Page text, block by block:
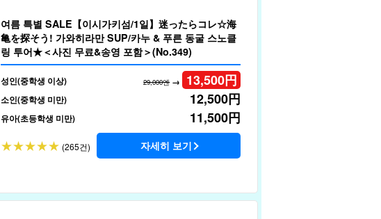
여름 특별 SALE【이시가키섬/1일】迷ったらコレ☆海
亀を探そう! 가와히라만 SUP/카누 & 푸른 동굴 스노클
링 투어★＜사진 무료&송영 포함＞(No.349)
성인(중학생 이상) 29,000엔→ 13,500円
소인(중학생 미만) 12,500円
유아(초등학생 미만) 11,500円
(265건) 자세히 보기